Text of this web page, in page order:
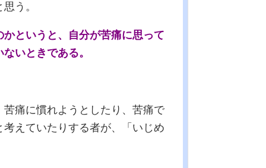
う。
というと、自分が苦痛に思って
いときである。
痛に慣れようとしたり、苦痛で
えていたりする者が、「いじめ